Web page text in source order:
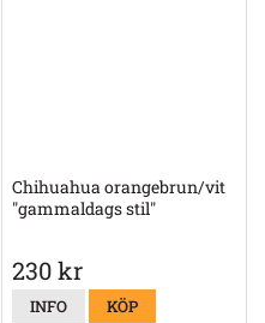
Chihuahua orangebrun/vit
"gammaldags stil"
230 kr
INFO KÖP